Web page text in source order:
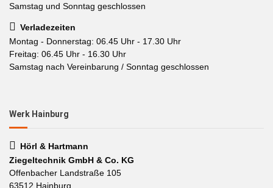
Samstag und Sonntag geschlossen
Verladezeiten
Montag - Donnerstag: 06.45 Uhr - 17.30 Uhr
Freitag: 06.45 Uhr - 16.30 Uhr
Samstag nach Vereinbarung / Sonntag geschlossen
Werk Hainburg
Hörl & Hartmann
Ziegeltechnik GmbH & Co. KG
Offenbacher Landstraße 105
63512 Hainburg